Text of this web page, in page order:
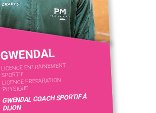
GWENDAL
LICENCE ENTRAINEMENT
SPORTIF
LICENCE PRÉPARATION
PHYSIQUE
GWENDAL COACH SPORTIF À
DIJON